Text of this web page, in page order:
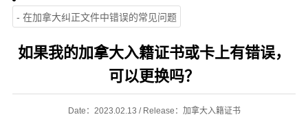
- 在加拿大纠正文件中错误的常见问题
如果我的加拿大入籍证书或卡上有错误，
可以更换吗？
Date：2023.02.13 / Release：加拿大入籍证书